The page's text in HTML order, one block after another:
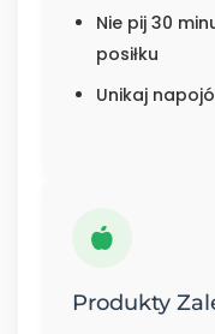
Nie pij 30
posiłku
Unikaj
Produkty